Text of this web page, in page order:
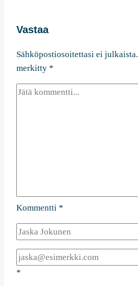
Vastaa
Sähköpostiosoitettasi ei julkaista.
merkitty *
Kommentti *
*